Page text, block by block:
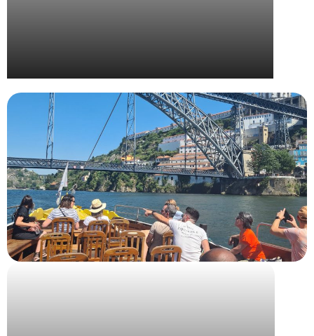
Wella – Convention Nationale The Camp 2024